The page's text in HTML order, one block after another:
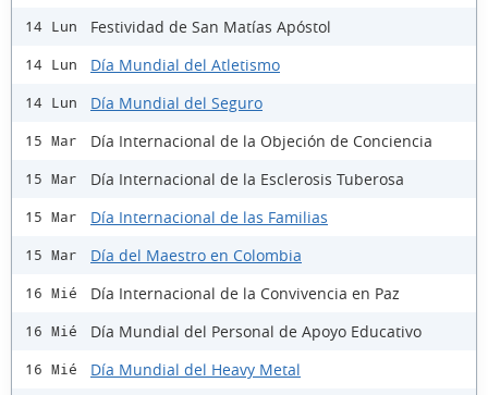
14 Lun Festividad de San Matías Apóstol
14 Lun Día Mundial del Atletismo
14 Lun Día Mundial del Seguro
15 Mar Día Internacional de la Objeción de Conciencia
15 Mar Día Internacional de la Esclerosis Tuberosa
15 Mar Día Internacional de las Familias
15 Mar Día del Maestro en Colombia
16 Mié Día Internacional de la Convivencia en Paz
16 Mié Día Mundial del Personal de Apoyo Educativo
16 Mié Día Mundial del Heavy Metal